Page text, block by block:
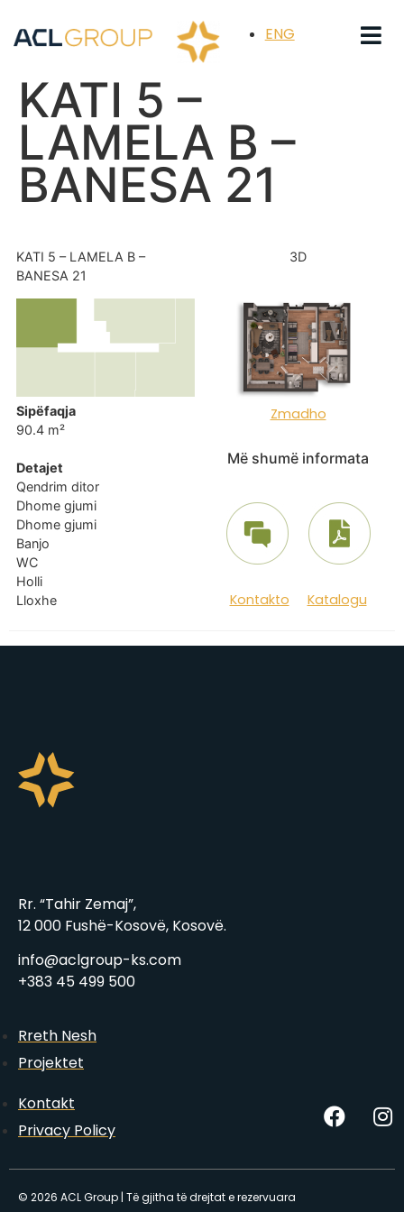
ENG
KATI 5 –
LAMELA B –
BANESA 21
KATI 5 – LAMELA B –
BANESA 21
3D
Sipëfaqja
90.4 m²
Detajet
Qendrim ditor
Dhome gjumi
Dhome gjumi
Banjo
WC
Holli
Lloxhe
Zmadho
Më shumë informata
Kontakto Katalogu
Rr. “Tahir Zemaj”,
12 000 Fushë-Kosovë, Kosovë.
info@aclgroup-ks.com
+383 45 499 500
Rreth Nesh
Projektet
Kontakt
Privacy Policy
© 2026 ACL Group | Të gjitha të drejtat e rezervuara